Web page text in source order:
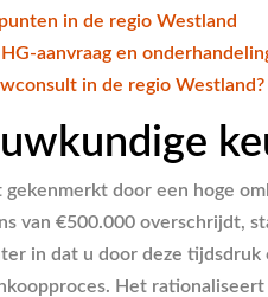
in de regio Westland
aanvraag en
in de regio Westland?
door een hoge
van €500.000 overschrijdt,
in dat u door deze
Het